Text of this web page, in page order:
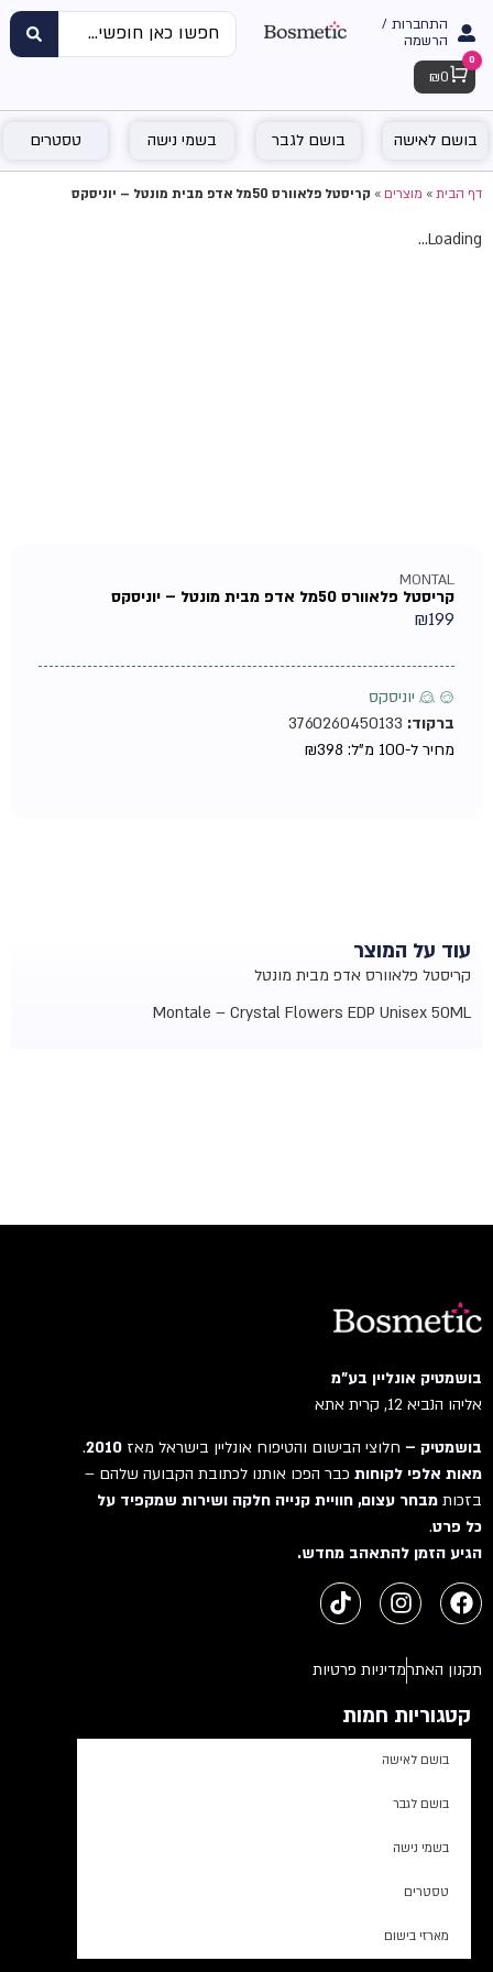
התחברות /
הרשמה
Cart
0
₪ 0
בושם לאישה בושם לגבר בשמי נישה טסטרים
דף הבית»מוצרים»קריסטל פלאוורס 50מל אדפ מבית מונטל – יוניסקס
Loading...
MONTAL
קריסטל פלאוורס 50מל אדפ מבית מונטל – יוניסקס
₪199
♂ ♀ יוניסקס
ברקוד:3760260450133
מחיר ל-100 מ"ל:
₪398
עוד על המוצר
קריסטל פלאוורס אדפ מבית מונטל
Montale – Crystal Flowers EDP Unisex 50ML
בושמטיק אונליין בע"מ
אליהו הנביא 12, קרית אתא
בושמטיק –חלוצי הבישום והטיפוח אונליין בישראל מאז2010
.
מאות אלפי לקוחותכבר הפכו אותנו לכתובת הקבועה שלהם –
בזכותמבחר עצום, חוויית קנייה חלקה ושירות שמקפיד על
כל פרט.
הגיע הזמן להתאהב מחדש.
תקנון האתרמדיניות פרטיות
קטגוריות חמות
בושם לאישה
בושם לגבר
בשמי נישה
טסטרים
מארזי בישום